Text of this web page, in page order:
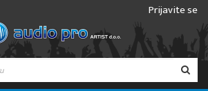
Prijavite se